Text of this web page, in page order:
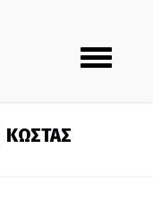
Toggle
navigation
ΚΩΣΤΑΣ